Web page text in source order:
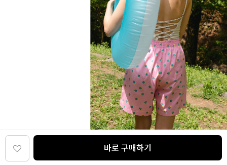
바로 구매하기